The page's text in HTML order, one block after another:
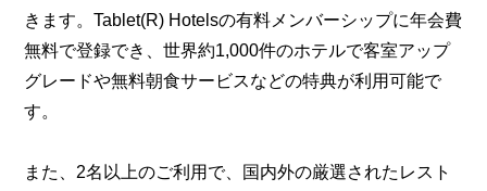
きます。Tablet(R) Hotelsの有料メンバーシップに年会費
無料で登録でき、世界約1,000件のホテルで客室アップ
グレードや無料朝食サービスなどの特典が利用可能で
す。
また、2名以上のご利用で、国内外の厳選されたレスト